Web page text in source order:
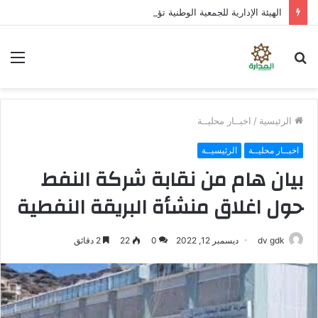
الرئيسية / اخبــار محليــة
اخبــار محليــة الرئيسيــة
بيان هام من نقابة شركة النفط
حول اغلاق منشأة البريقة النفطية
dv gdk ديسمبر 12, 2022 0
22